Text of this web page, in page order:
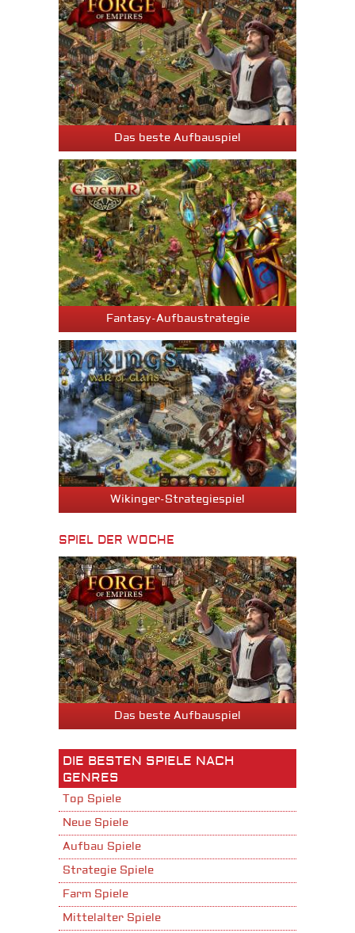
Das beste Aufbauspiel
Fantasy-Aufbaustrategie
Wikinger-Strategiespiel
SPIEL DER WOCHE
Das beste Aufbauspiel
DIE BESTEN SPIELE NACH
GENRES
Top Spiele
Neue Spiele
Aufbau Spiele
Strategie Spiele
Farm Spiele
Mittelalter Spiele